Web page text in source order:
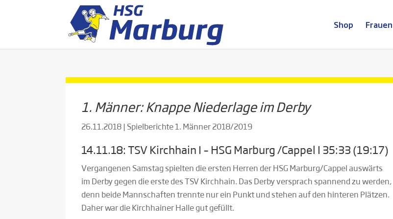
Shop Frauen
1. Männer: Knappe Niederlage im Derby
26.11.2018| Spielberichte 1. Männer 2018/2019
14.11.18: TSV Kirchhain I – HSG Marburg /Cappel I 35:33 (19:17)
Vergangenen Samstag spielten die ersten Herren der HSG Marburg/Cappel auswärts
im Derby gegen die erste des TSV Kirchhain. Das Derby versprach spannend zu werden,
denn beide Mannschaften trennte nur ein Punkt und stehen auf den hinteren Plätzen.
Daher war die Kirchhainer Halle gut gefüllt.